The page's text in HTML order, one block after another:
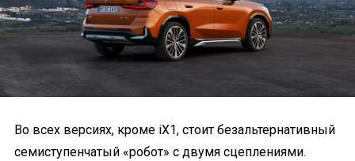
Во всех версиях, кроме iX1, стоит безальтернативный
семиступенчатый «робот» с двумя сцеплениями.